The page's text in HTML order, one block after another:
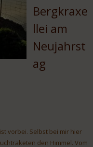
Bergkraxe
llei am
Neujahrst
ag
vorbei. Selbst bei mir hier
den Himmel. Vom